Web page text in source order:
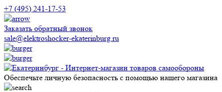
+7 (495) 241-17-53
Заказать обратный звонок
sale@elektroshocker-ekaterinburg.ru
Обеспечьте личную безопасность с помощью нашего магазина